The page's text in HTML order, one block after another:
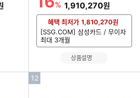
% 할인금액
1,910,270원
혜택 최저가 1,810,270원
[SSG.COM] 삼성카드 / 무이자
최대 3개월
상품설명
인
12